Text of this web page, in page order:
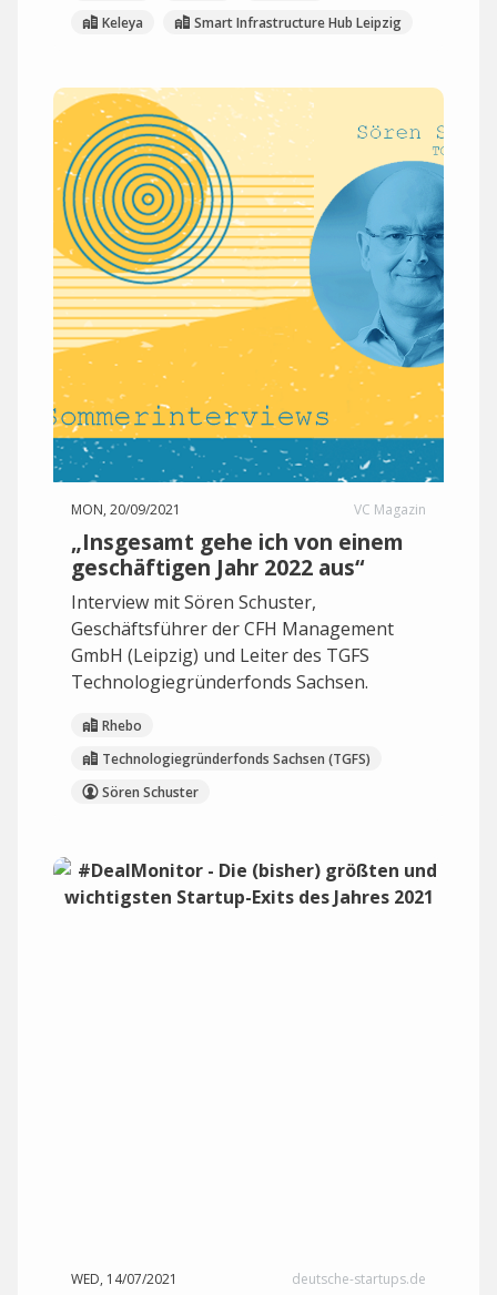
Keleya
Smart Infrastructure Hub Leipzig
MON, 20/09/2021 VC Magazin
„Insgesamt gehe ich von einem
geschäftigen Jahr 2022 aus“
Interview mit Sören Schuster,
Geschäftsführer der CFH Management
GmbH (Leipzig) und Leiter des TGFS
Technologiegründerfonds Sachsen.
Rhebo
Technologiegründerfonds Sachsen (TGFS)
Sören Schuster
WED, 14/07/2021 deutsche-startups.de